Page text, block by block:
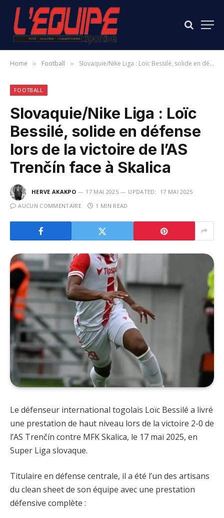
Home » Football » Slovaquie/Nike Liga : Loïc Bessilé, solide en défense lors de la victoire de l’AS Trenčín face à Skalica
FOOTBALL
Slovaquie/Nike Liga : Loïc
Bessilé, solide en défense
lors de la victoire de l’AS
Trenčín face à Skalica
HERVE AKAKPO 17 MAI 2025 UPDATED: 17 MAI 2025
AUCUN COMMENTAIRE
1 MIN READ
Le défenseur international togolais Loïc Bessilé a livré
une prestation de haut niveau lors de la victoire 2-0 de
l’AS Trenčín contre MFK Skalica, le 17 mai 2025, en
Super Liga slovaque.
Titulaire en défense centrale, il a été l’un des artisans
du clean sheet de son équipe avec une prestation
défensive complète :